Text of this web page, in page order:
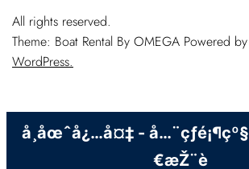
All rights reserved.
Theme: Boat Rental By OMEGA Powered by
WordPress.